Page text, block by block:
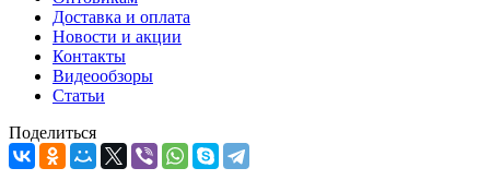
Доставка и оплата
Новости и акции
Контакты
Видеообзоры
Статьи
Поделиться